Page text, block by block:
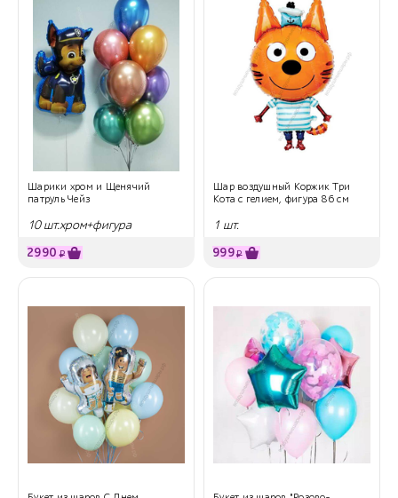
Шарики хром и Щенячий
патруль Чейз
10 шт.хром+фигура
2990 ₽
Шар воздушный Коржик Три
Кота с гелием, фигура 86 см
1 шт.
999₽